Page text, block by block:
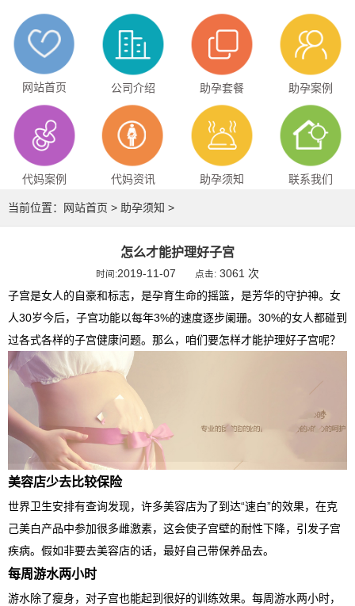
网站首页 公司介绍 助孕套餐 助孕案例
代妈案例 代妈资讯 助孕须知 联系我们
当前位置： 网站首页 > 助孕须知 >
怎么才能护理好子宫
时间:2019-11-07 点击: 3061 次
子宫是女人的自豪和标志，是孕育生命的摇篮，是芳华的守护神。女
人30岁今后，子宫功能以每年3%的速度逐步阑珊。30%的女人都碰到
过各式各样的子宫健康问题。那么，咱们要怎样才能护理好子宫呢？
美容店少去比较保险
世界卫生安排有查询发现，许多美容店为了到达“速白”的效果，在克
己美白产品中参加很多雌激素，这会使子宫壁的耐性下降，引发子宫
疾病。假如非要去美容店的话，最好自己带保养品去。
每周游水两小时
游水除了瘦身，对子宫也能起到很好的训练效果。每周游水两小时，